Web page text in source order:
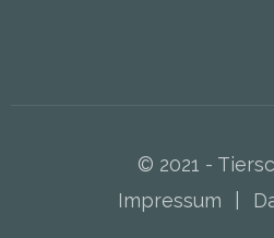
© 2021 -
Impressum